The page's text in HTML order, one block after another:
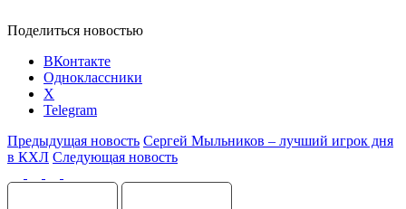
Поделиться новостью
ВКонтакте
Одноклассники
X
Telegram
Предыдущая новость Сергей Мыльников – лучший игрок дня
в КХЛ Следующая новость